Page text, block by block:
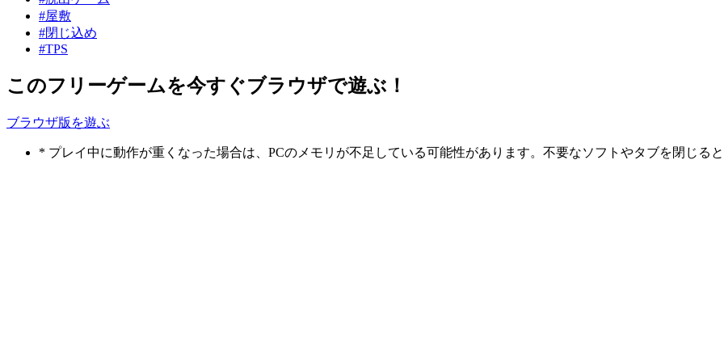
#屋敷
#閉じ込め
#TPS
このフリーゲームを今すぐブラウザで遊ぶ！
ブラウザ版を遊ぶ
* プレイ中に動作が重くなった場合は、PCのメモリが不足している可能性があります。不要なソフトやタブを閉じると